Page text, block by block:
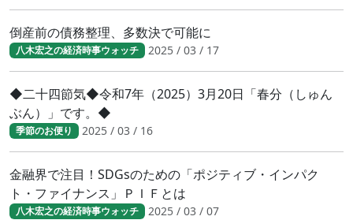
倒産前の債務整理、多数決で可能に
八木宏之の経済時事ウォッチ 2025 / 03 / 17
◆二十四節気◆令和7年（2025）3月20日「春分（しゅん
ぶん）」です。◆
季節のお便り 2025 / 03 / 16
金融界で注目！SDGsのための「ポジティブ・インパク
ト・ファイナンス」ＰＩＦとは
八木宏之の経済時事ウォッチ 2025 / 03 / 07